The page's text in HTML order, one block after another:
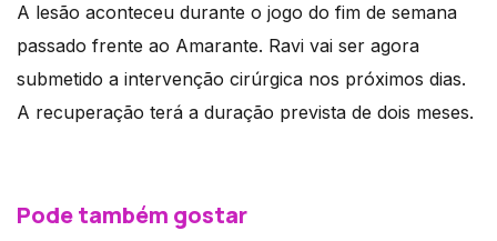
A lesão aconteceu durante o jogo do fim de semana
passado frente ao Amarante. Ravi vai ser agora
submetido a intervenção cirúrgica nos próximos dias.
A recuperação terá a duração prevista de dois meses.
Pode também gostar